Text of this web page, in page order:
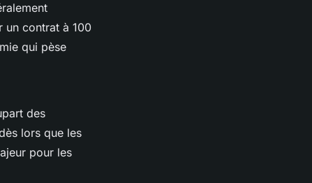
un contrat à 100
qui pèse
des
lors que les
pour les